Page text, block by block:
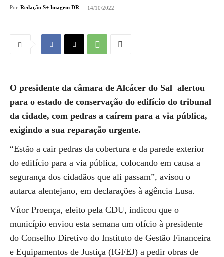
Por Redação S+ Imagem DR - 14/10/2022
O presidente da câmara de Alcácer do Sal alertou
para o estado de conservação do edifício do tribunal
da cidade, com pedras a caírem para a via pública,
exigindo a sua reparação urgente.
“Estão a cair pedras da cobertura e da parede exterior
do edifício para a via pública, colocando em causa a
segurança dos cidadãos que ali passam”, avisou o
autarca alentejano, em declarações à agência Lusa.
Vítor Proença, eleito pela CDU, indicou que o
município enviou esta semana um ofício à presidente
do Conselho Diretivo do Instituto de Gestão Financeira
e Equipamentos de Justiça (IGFEJ) a pedir obras de